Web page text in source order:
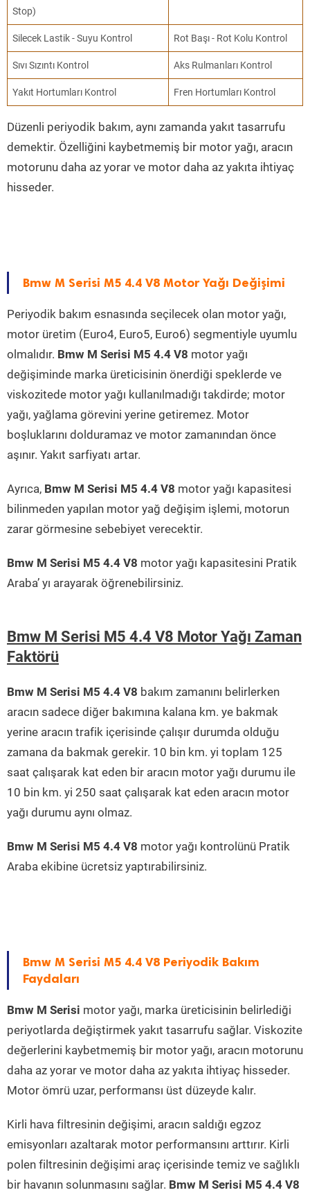
Stop)
Silecek Lastik - Suyu Kontrol Rot Başı - Rot Kolu Kontrol
Sıvı Sızıntı Kontrol Aks Rulmanları Kontrol
Yakıt Hortumları Kontrol Fren Hortumları Kontrol
Düzenli periyodik bakım, aynı zamanda yakıt tasarrufu
demektir. Özelliğini kaybetmemiş bir motor yağı, aracın
motorunu daha az yorar ve motor daha az yakıta ihtiyaç
hisseder.
Bmw M Serisi M5 4.4 V8 Motor Yağı Değişimi
Periyodik bakım esnasında seçilecek olan motor yağı,
motor üretim (Euro4, Euro5, Euro6) segmentiyle uyumlu
olmalıdır. Bmw M Serisi M5 4.4 V8 motor yağı
değişiminde marka üreticisinin önerdiği speklerde ve
viskozitede motor yağı kullanılmadığı takdirde; motor
yağı, yağlama görevini yerine getiremez. Motor
boşluklarını dolduramaz ve motor zamanından önce
aşınır. Yakıt sarfiyatı artar.
Ayrıca, Bmw M Serisi M5 4.4 V8 motor yağı kapasitesi
bilinmeden yapılan motor yağ değişim işlemi, motorun
zarar görmesine sebebiyet verecektir.
Bmw M Serisi M5 4.4 V8 motor yağı kapasitesini Pratik
Araba’ yı arayarak öğrenebilirsiniz.
Bmw M Serisi M5 4.4 V8 Motor Yağı Zaman
Faktörü
Bmw M Serisi M5 4.4 V8 bakım zamanını belirlerken
aracın sadece diğer bakımına kalana km. ye bakmak
yerine aracın trafik içerisinde çalışır durumda olduğu
zamana da bakmak gerekir. 10 bin km. yi toplam 125
saat çalışarak kat eden bir aracın motor yağı durumu ile
10 bin km. yi 250 saat çalışarak kat eden aracın motor
yağı durumu aynı olmaz.
Bmw M Serisi M5 4.4 V8 motor yağı kontrolünü Pratik
Araba ekibine ücretsiz yaptırabilirsiniz.
Bmw M Serisi M5 4.4 V8 Periyodik Bakım
Faydaları
Bmw M Serisi motor yağı, marka üreticisinin belirlediği
periyotlarda değiştirmek yakıt tasarrufu sağlar. Viskozite
değerlerini kaybetmemiş bir motor yağı, aracın motorunu
daha az yorar ve motor daha az yakıta ihtiyaç hisseder.
Motor ömrü uzar, performansı üst düzeyde kalır.
Kirli hava filtresinin değişimi, aracın saldığı egzoz
emisyonları azaltarak motor performansını arttırır. Kirli
polen filtresinin değişimi araç içerisinde temiz ve sağlıklı
bir havanın solunmasını sağlar. Bmw M Serisi M5 4.4 V8